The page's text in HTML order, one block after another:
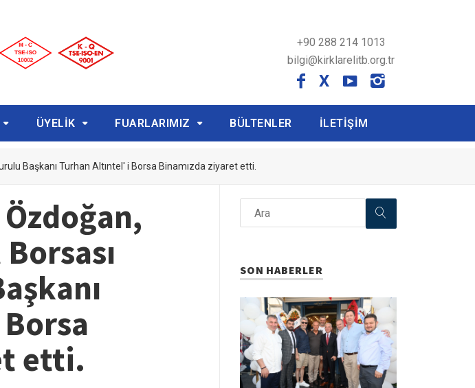
+90 288 214 1013
bilgi@kirklarelitb.org.tr
X
ÜYELİK FUARLARIMIZ BÜLTENLER İLETİŞİM
Başkanı Turhan Altıntel' i Borsa Binamızda ziyaret etti.
etti.
SON HABERLER